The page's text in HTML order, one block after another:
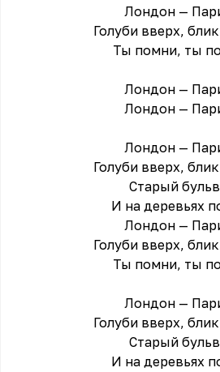
Лондон —
Голуби вверх,
Ты помни, ты
Лондон —
Лондон —
Лондон —
Голуби вверх,
Старый
И на деревьях
Лондон —
Голуби вверх,
Ты помни, ты
Лондон —
Голуби вверх,
Старый
И на деревьях